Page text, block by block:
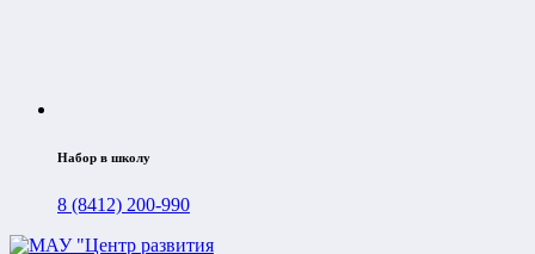
Набор в школу
8 (8412) 200-990